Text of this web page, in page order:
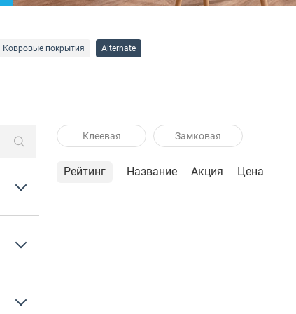
Ковровые покрытия Alternate
Клеевая Замковая
Рейтинг Название Акция Цена